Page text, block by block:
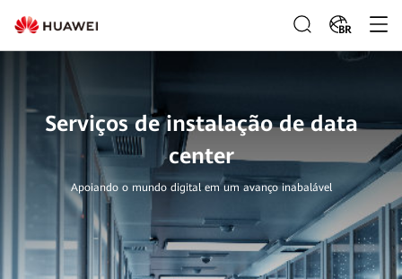
BR
Serviços de instalação de data
center
Apoiando o mundo digital em um avanço inabalável